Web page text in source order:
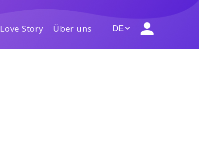
Love Story Über uns DE